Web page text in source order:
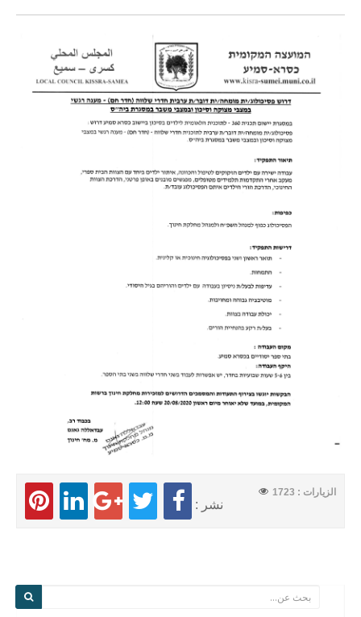
الزيارات : 1723
نشر :